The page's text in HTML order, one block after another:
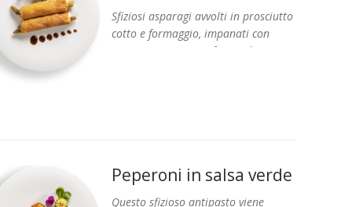
Sfiziosi asparagi avvolti in prosciutto
cotto e formaggio, impanati con
uovo, pangrattato e farina di mais,
Peperoni in salsa verde
Questo sfizioso antipasto viene